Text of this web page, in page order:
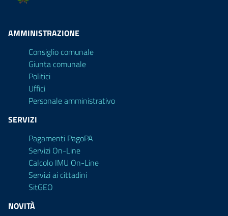
AMMINISTRAZIONE
Consiglio comunale
Giunta comunale
Politici
Uffici
Personale amministrativo
SERVIZI
Pagamenti PagoPA
Servizi On-Line
Calcolo IMU On-Line
Servizi ai cittadini
SitGEO
NOVITÀ